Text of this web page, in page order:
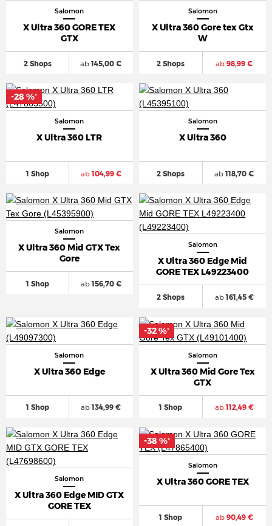
Salomon
X Ultra 360 GORE TEX
GTX
2 Shops ab145,00 €
Salomon
X Ultra 360 Gore tex Gtx
W
2 Shops ab 98,99 €
Salomon
X Ultra 360 LTR
1 Shop ab104,99 €
-28 %*
Salomon
X Ultra 360
2 Shops ab118,70 €
Salomon
X Ultra 360 Mid GTX Tex
Gore
1 Shop ab156,70 €
Salomon
X Ultra 360 Edge Mid
GORE TEX L49223400
2 Shops ab161,45 €
Salomon
X Ultra 360 Edge
1 Shop ab134,99 €
Salomon
X Ultra 360 Mid Gore Tex
GTX
1 Shop ab112,49 €
-32 %*
Salomon
X Ultra 360 Edge MID GTX
GORE TEX
Salomon
X Ultra 360 GORE TEX
1 Shop ab90,49 €
-38 %*